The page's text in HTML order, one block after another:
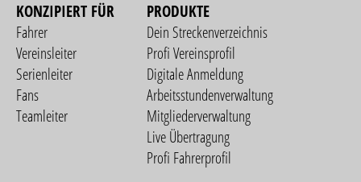
KONZIPIERT FÜR
Fahrer
Vereinsleiter
Serienleiter
Fans
Teamleiter
PRODUKTE
Dein Streckenverzeichnis
Profi Vereinsprofil
Digitale Anmeldung
Arbeitsstundenverwaltung
Mitgliederverwaltung
Live Übertragung
Profi Fahrerprofil